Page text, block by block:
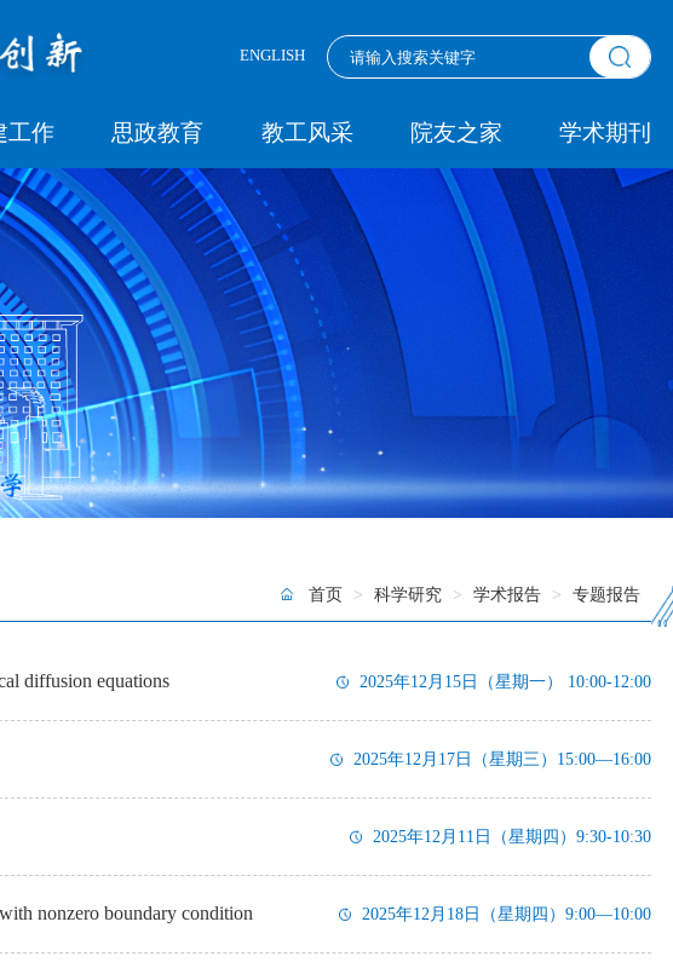
ENGLISH
工作 思政教育 教工风采 院友之家 学术期刊
首页 > 科学研究 > 学术报告 > 专题报告
2025年12月15日（星期一） 10:00-12:00
diffusion equations
2025年12月17日（星期三）15:00—16:00
2025年12月11日（星期四）9:30-10:30
2025年12月18日（星期四）9:00—10:00
nonzero boundary condition